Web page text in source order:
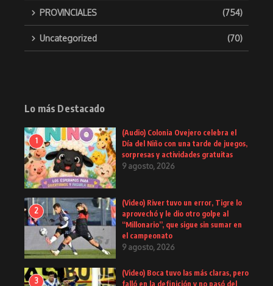
PROVINCIALES (754)
Uncategorized (70)
Lo más Destacado
1
(Audio) Colonia Ovejero celebra el
Día del Niño con una tarde de juegos,
sorpresas y actividades gratuitas
9 agosto, 2026
2
(Video) River tuvo un error, Tigre lo
aprovechó y le dio otro golpe al
“Millonario”, que sigue sin sumar en
el campeonato
9 agosto, 2026
3
(Video) Boca tuvo las más claras, pero
falló en la definición y no pasó del